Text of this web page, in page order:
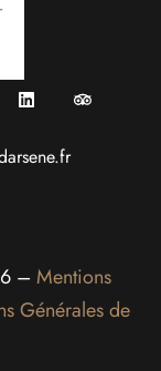
– Mentions
Générales de